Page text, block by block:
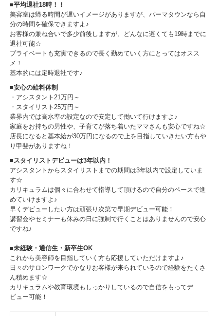
■平均退社18時！！
美容室は帰る時間が遅いイメージがありますが、パーマタウンなら自
分の時間を確保できますよ♪
お客様の兼ね合いで多少前後しますが、どんなに遅くても19時までに
退社可能☆
プライベートも充実できるので長く勤めていく方にとってはオスス
メ！
基本的には定時退社です♪
■安心の給料体制
・アシスタント21万円～
・スタイリスト25万円～
業界内では高水準の設定なので安定して働いて行けますよ♪
家庭をお持ちの男性や、子育てが落ち着いたママさんも安心ですね☆
店長になると基本給が30万円になるので上を目指していきたい方もや
り甲斐がありますね！
■スタイリストデビューは3年以内！
アシスタントからスタイリストまでの期間は3年以内で設定していま
す☆
カリキュラムは個々に合わせて指導して頂けるので自分のペースで進
めていけますよ♪
早くデビューしたい方は頑張り次第で早期デビュー可能！
講習会やセミナーも休みの日に強制で行くことはありませんので安心
ですね♪
■未経験・通信生・新卒生OK
これから美容師を目指していく方も応援していただけますよ♪
日々のサロンワークでかなりお客様が来られているので経験をたくさ
ん積めます☆
カリキュラムや教育環境もしっかりしているので自信をもってデ
ビュー可能！